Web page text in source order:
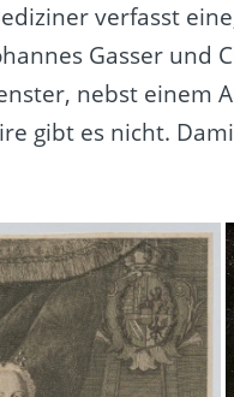
verfasst
Gasser und
nebst einem
gibt es nicht.